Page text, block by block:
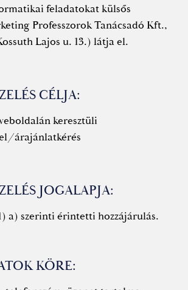
feladatokat külsős
Professzorok Tanácsadó Kft.,
Lajos u. 13.) látja el.
CÉLJA:
keresztüli
árajánlatkérés
JOGALAPJA:
a) szerinti érintetti hozzájárulás.
KÖRE: